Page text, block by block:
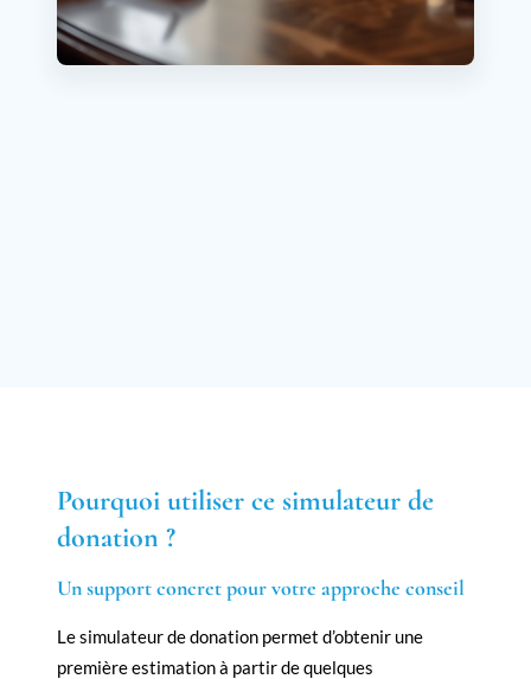
Pourquoi utiliser ce simulateur de
donation ?
Un support concret pour votre approche conseil
Le simulateur de donation permet d’obtenir une
première estimation à partir de quelques